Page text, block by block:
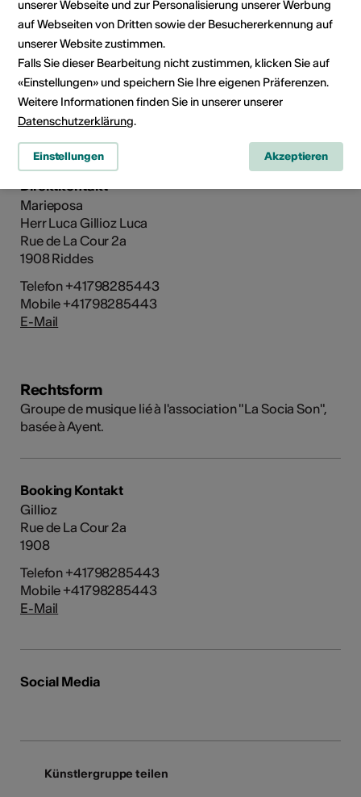
Direktkontakt
Marieposa
Herr Luca Gillioz Luca
Rue de La Cour 2a
1908 Riddes
Telefon +41798285443
Mobile +41798285443
E-Mail
Rechtsform
Groupe de musique lié à l'association "La Socia Son",
basée à Ayent.
Booking Kontakt
Gillioz
Rue de La Cour 2a
1908
Telefon +41798285443
Mobile +41798285443
E-Mail
Social Media
Künstlergruppe teilen
unserer Webseite und zur Personalisierung unserer Werbung
auf Webseiten von Dritten sowie der Besuchererkennung auf
unserer Website zustimmen.
Falls Sie dieser Bearbeitung nicht zustimmen, klicken Sie auf
«Einstellungen» und speichern Sie Ihre eigenen Präferenzen.
Weitere Informationen finden Sie in unserer unserer
Datenschutzerklärung.
Einstellungen Akzeptieren